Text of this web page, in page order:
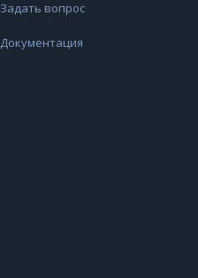
Задать вопрос
Документация